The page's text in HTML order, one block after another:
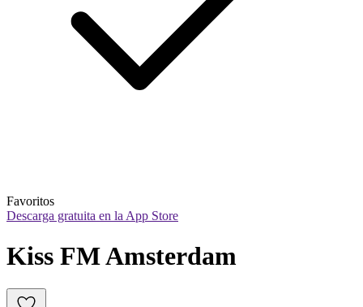
Favoritos
Descarga gratuita en la App Store
Kiss FM Amsterdam